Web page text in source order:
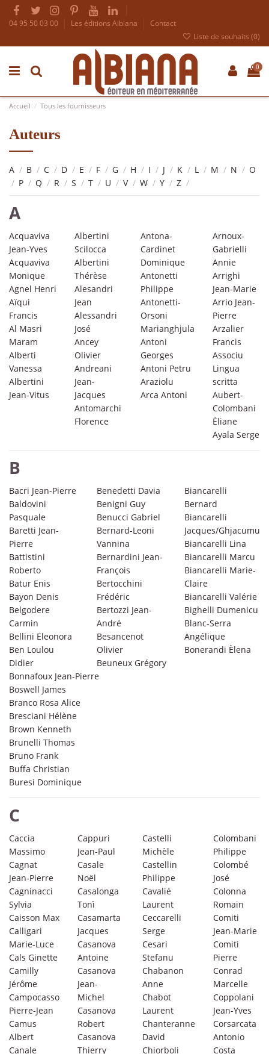
04 95 50 03 00 Les éditions Albiana
Contact
Liste de souhaits (0)
0
Accueil Tous les fournisseurs
Auteurs
A / B / C / D / E / F / G / H / I / J / K / L / M / N / O
/ P / Q / R / S / T / U / V / W / Y / Z /
A
Acquaviva
Jean-Yves
Acquaviva
Monique
Agnel Henri
Aïqui
Francis
Al Masri
Maram
Alberti
Vanessa
Albertini
Jean-Vitus
Albertini
Scilocca
Albertini
Thérèse
Alesandri
Jean
Alessandri
José
Ancey
Olivier
Andreani
Jean-
Jacques
Antomarchi
Florence
Antona-
Cardinet
Dominique
Antonetti
Philippe
Antonetti-
Orsoni
Marianghjula
Antoni
Georges
Antoni Petru
Araziolu
Arca Antoni
Arnoux-
Gabrielli
Annie
Arrighi
Jean-Marie
Arrio Jean-
Pierre
Arzalier
Francis
Associu
Lingua
scritta
Aubert-
Colombani
Éliane
Ayala Serge
B
Bacri Jean-Pierre
Baldovini
Pasquale
Baretti Jean-
Pierre
Battistini
Roberto
Batur Enis
Bayon Denis
Belgodere
Carmin
Bellini Eleonora
Ben Loulou
Didier
Benedetti Davia
Benigni Guy
Benucci Gabriel
Bernard-Leoni
Vannina
Bernardini Jean-
François
Bertocchini
Frédéric
Bertozzi Jean-
André
Besancenot
Olivier
Beuneux Grégory
Biancarelli
Bernard
Biancarelli
Jacques/Ghjacumu
Biancarelli Lina
Biancarelli Marcu
Biancarelli Marie-
Claire
Biancarelli Valérie
Bighelli Dumenicu
Blanc-Serra
Angélique
Bonerandi Èlena
Bonnafoux Jean-Pierre
Boswell James
Branco Rosa Alice
Bresciani Hélène
Brown Kenneth
Brunelli Thomas
Bruno Frank
Buffa Christian
Buresi Dominique
C
Caccia
Massimo
Cagnat
Jean-Pierre
Cagninacci
Sylvia
Caisson Max
Calligari
Marie-Luce
Cals Ginette
Camilly
Jérôme
Campocasso
Pierre-Jean
Camus
Albert
Canale
Cappuri
Jean-Paul
Casale
Noël
Casalonga
Tonì
Casamarta
Jacques
Casanova
Antoine
Casanova
Jean-
Michel
Casanova
Robert
Casanova
Thierry
Castelli
Michèle
Castellin
Philippe
Cavalié
Laurent
Ceccarelli
Serge
Cesari
Stefanu
Chabanon
Anne
Chabot
Laurent
Chanteranne
David
Chiorboli
Colombani
Philippe
Colombé
José
Colonna
Romain
Comiti
Jean-Marie
Comiti
Pierre
Conrad
Marcelle
Coppolani
Jean-Yves
Corsarcata
Antonio
Costa